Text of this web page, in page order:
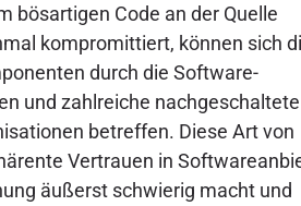
bösartigen Code an der Quelle
kompromittiert, können sich
durch die Software-
und zahlreiche nachgeschaltete
betreffen. Diese Art von
Vertrauen in
äußerst schwierig macht und